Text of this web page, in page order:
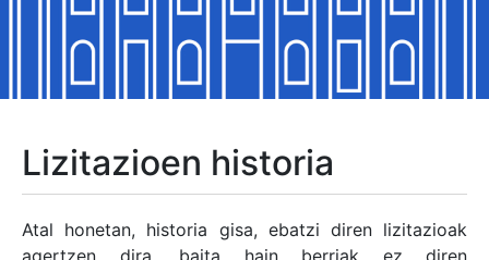
Erakutsi/Ezkutatu
Erakutsi/Ezkutatu
Erakutsi/Ezkutatu
Erakutsi/Ezkutatu
Lizitazioen historia
Atal honetan, historia gisa, ebatzi diren lizitazioak
agertzen dira, baita hain berriak ez diren